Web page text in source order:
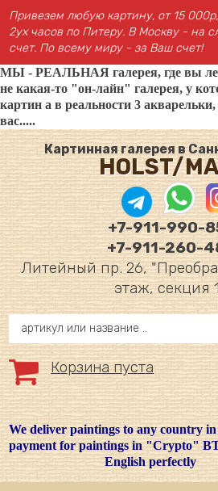
Привезем любую картину, от 15
2ух часов по Питеру. В Москву - на
счет. По всему миру - за Ваш счет!
МЫ - РЕАЛЬНАЯ галерея, где вы
не какая-то "он-лайн" галерея, у
картин а в реальности 3
вас.....
Картинная галерея в
HOLST/
+7-911-990-
+7-911-260-
Литейный пр. 26, "Преображенский двор", 1
этаж,
Корзина пуста
We deliver paintings to any country
payment for paintings in "Crypto"
English perfectly